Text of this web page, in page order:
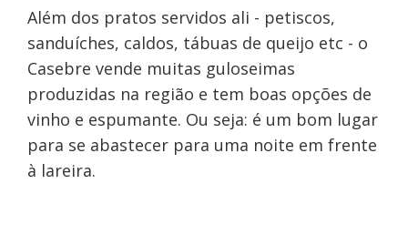
Além dos pratos servidos ali - petiscos,
sanduíches, caldos, tábuas de queijo etc - o
Casebre vende muitas guloseimas
produzidas na região e tem boas opções de
vinho e espumante. Ou seja: é um bom lugar
para se abastecer para uma noite em frente
à lareira.